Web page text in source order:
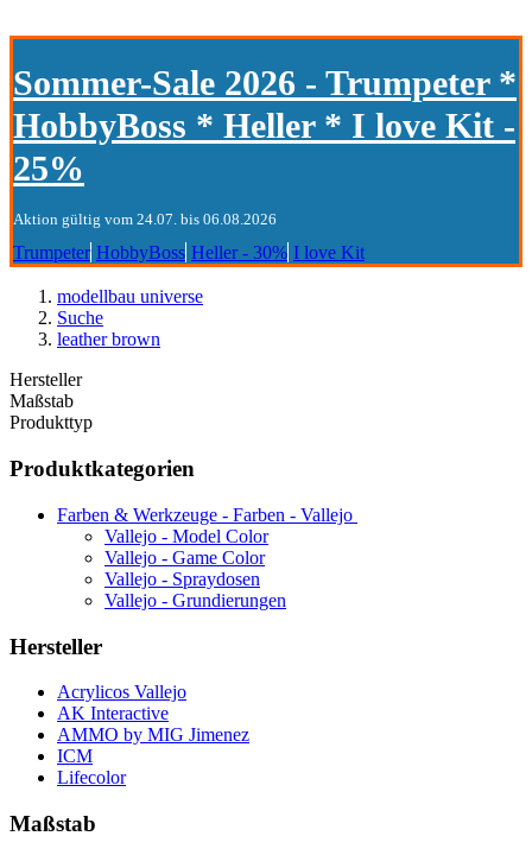
Sommer-Sale 2026 - Trumpeter *
HobbyBoss * Heller * I love Kit -
25%
Aktion gültig vom 24.07. bis 06.08.2026
Trumpeter HobbyBoss Heller - 30% I love Kit
modellbau universe
Suche
leather brown
Hersteller
Maßstab
Produkttyp
Produktkategorien
Farben & Werkzeuge - Farben - Vallejo
Vallejo - Model Color
Vallejo - Game Color
Vallejo - Spraydosen
Vallejo - Grundierungen
Hersteller
Acrylicos Vallejo
AK Interactive
AMMO by MIG Jimenez
ICM
Lifecolor
Maßstab